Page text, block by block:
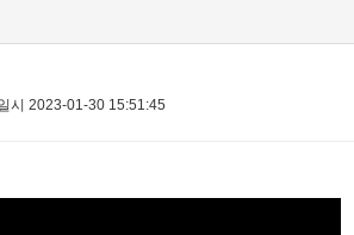
시 2023-01-30 15:51:45